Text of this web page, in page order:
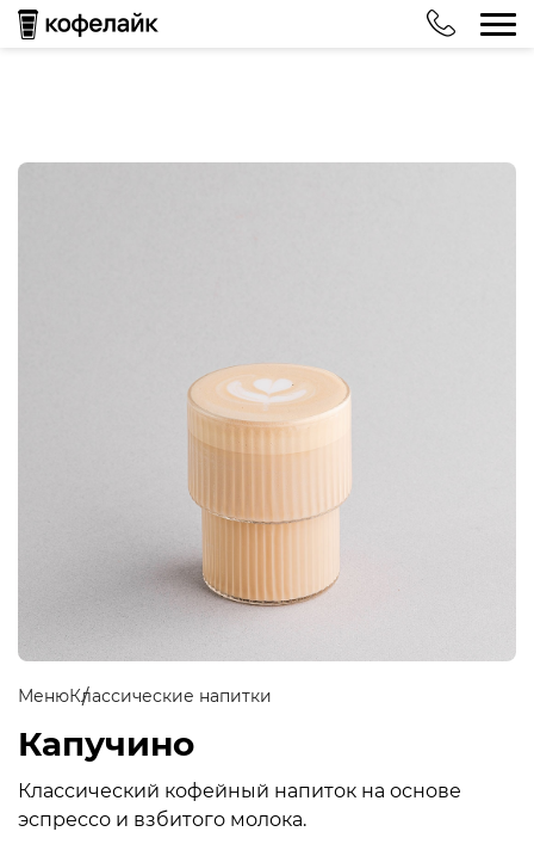
МенюКлассические напитки
Капучино
Классический кофейный напиток на основе
эспрессо и взбитого молока.